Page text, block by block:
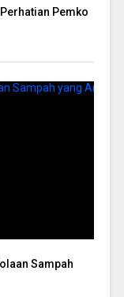
Pemko
Sampah